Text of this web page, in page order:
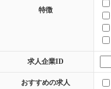
特徴
求人企業ID
おすすめの求人